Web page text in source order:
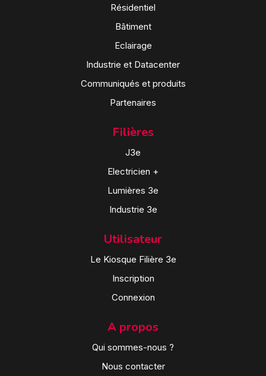
Résidentiel
Bâtiment
Eclairage
Industrie et Datacenter
Communiqués et produits
Partenaires
Filières
J3e
Electricien +
Lumières 3e
Industrie 3e
Utilisateur
Le Kiosque Filière 3e
Inscription
Connexion
A propos
Qui sommes-nous ?
Nous contacter